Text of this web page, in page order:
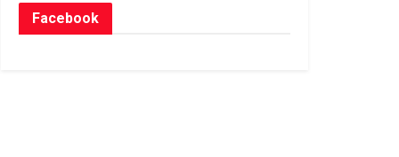
Facebook